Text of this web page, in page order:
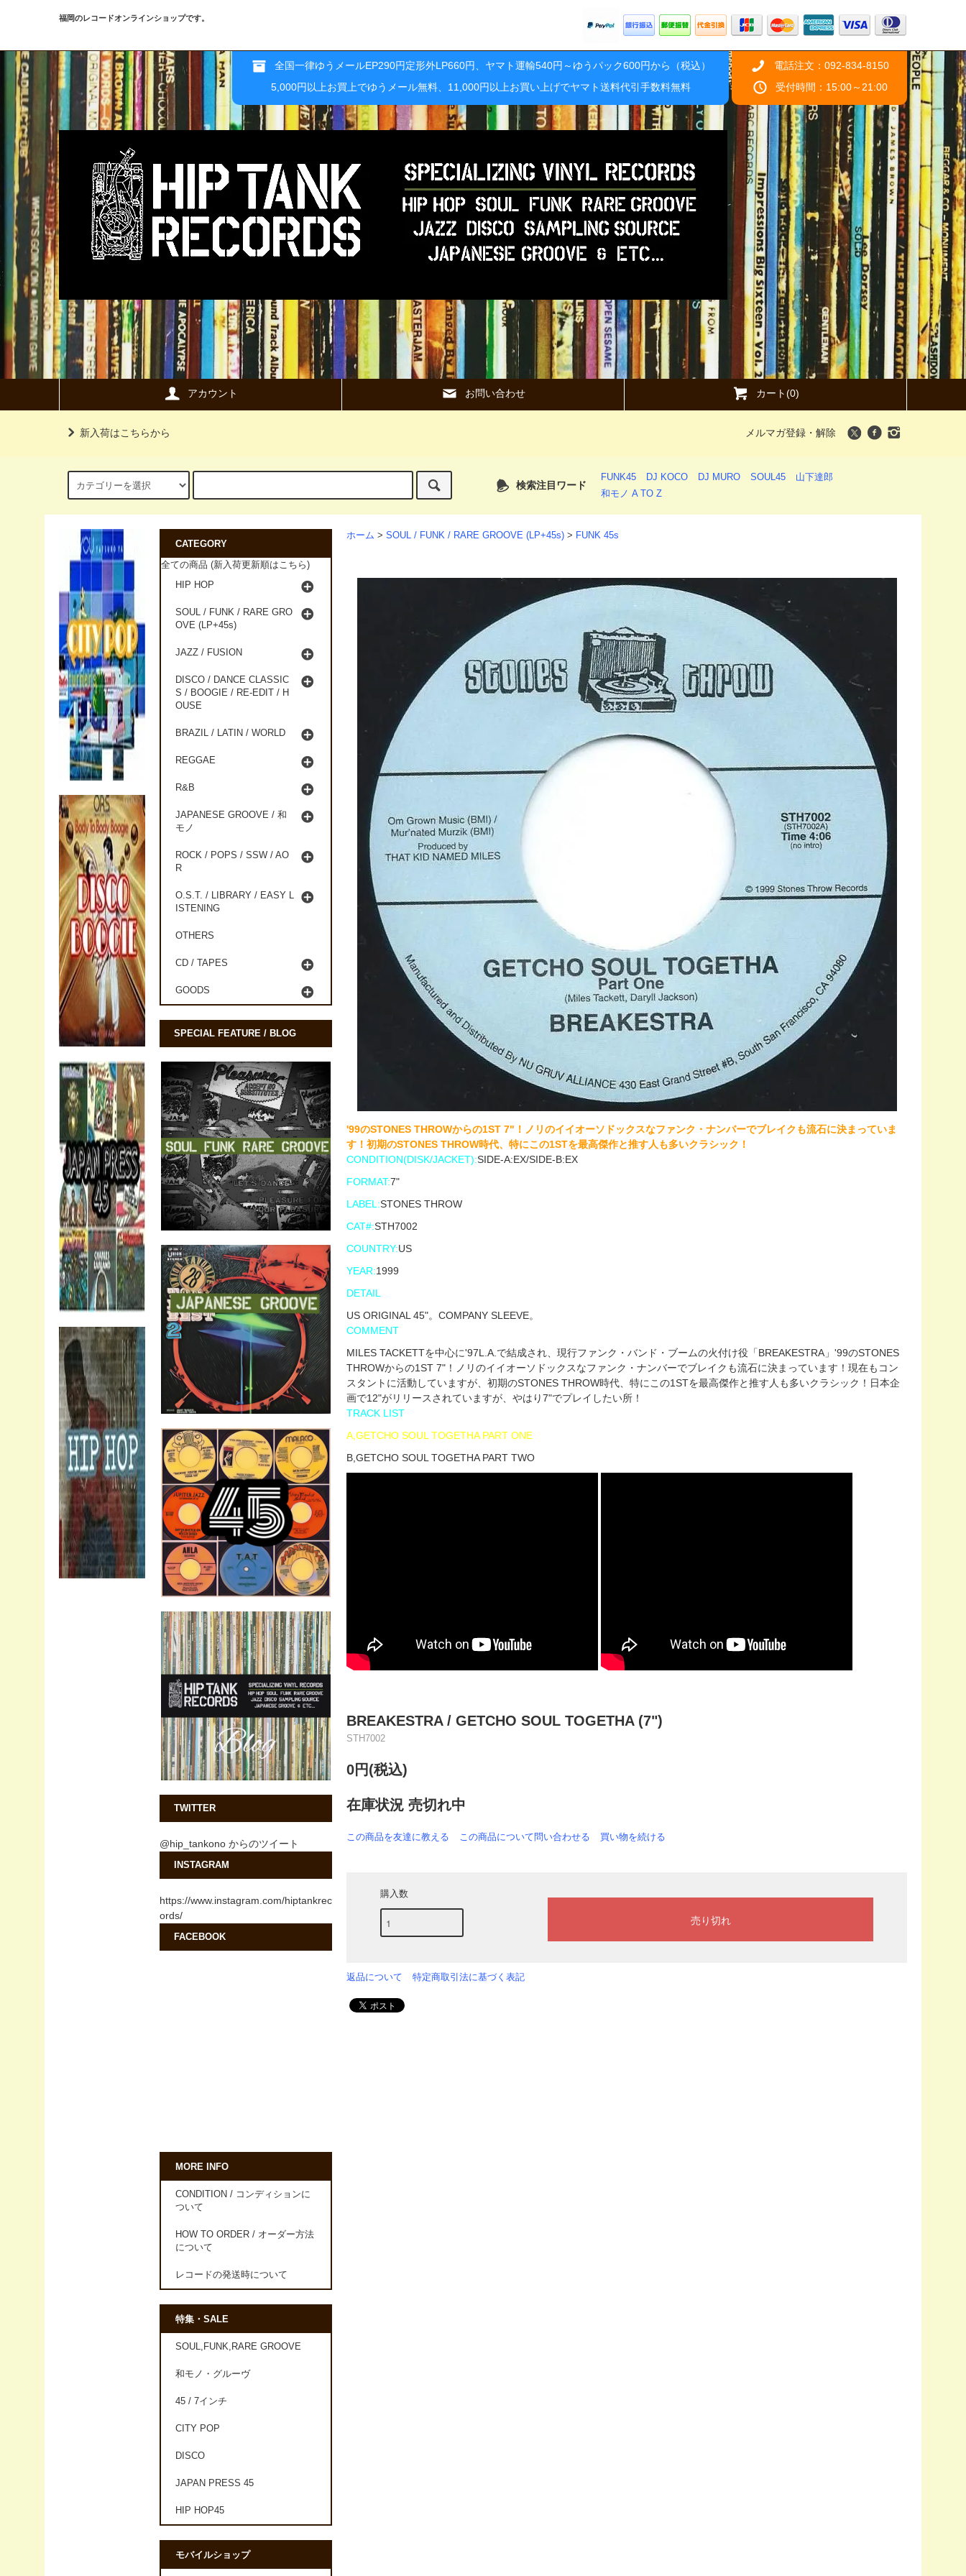
福岡のレコードオンラインショップです。
全国一律ゆうメールEP290円定形外LP660円、ヤマト運輸540円～ゆうパック600円から（税込）
5,000円以上お買上でゆうメール無料、11,000円以上お買い上げでヤマト送料代引手数料無料
電話注文：092-834-8150
受付時間：15:00～21:00
アカウント お問い合わせ カート(0)
新入荷はこちらから メルマガ登録・解除
検索注目ワード
FUNK45 DJ KOCO DJ MURO SOUL45
山下達郎
和モノ A TO Z
ホーム > SOUL / FUNK / RARE GROOVE (LP+45s) > FUNK 45s
'99のSTONES THROWからの1ST 7"！ノリのイイオーソドックスなファンク・ナンバーでブレイクも流石に決まっていま
す！初期のSTONES THROW時代、特にこの1STを最高傑作と推す人も多いクラシック！
CONDITION(DISK/JACKET):SIDE-A:EX/SIDE-B:EX
FORMAT:7"
LABEL:STONES THROW
CAT#:STH7002
COUNTRY:US
YEAR:1999
DETAIL
US ORIGINAL 45"。COMPANY SLEEVE。
COMMENT
MILES TACKETTを中心に'97L.A.で結成され、現行ファンク・バンド・ブームの火付け役「BREAKESTRA」'99のSTONES
THROWからの1ST 7"！ノリのイイオーソドックスなファンク・ナンバーでブレイクも流石に決まっています！現在もコン
スタントに活動していますが、初期のSTONES THROW時代、特にこの1STを最高傑作と推す人も多いクラシック！日本企
画で12"がリリースされていますが、やはり7"でプレイしたい所！
TRACK LIST
A,GETCHO SOUL TOGETHA PART ONE
B,GETCHO SOUL TOGETHA PART TWO
BREAKESTRA / GETCHO SOUL TOGETHA (7")
STH7002
0円(税込)
在庫状況 売切れ中
この商品を友達に教える この商品について問い合わせる 買い物を続ける
購入数
返品について 特定商取引法に基づく表記
CATEGORY
全ての商品 (新入荷更新順はこちら)
HIP HOP
SOUL / FUNK / RARE GRO
OVE (LP+45s)
JAZZ / FUSION
DISCO / DANCE CLASSIC
S / BOOGIE / RE-EDIT / H
OUSE
BRAZIL / LATIN / WORLD
REGGAE
R&B
JAPANESE GROOVE / 和
モノ
ROCK / POPS / SSW / AO
R
O.S.T. / LIBRARY / EASY L
ISTENING
OTHERS
CD / TAPES
GOODS
SPECIAL FEATURE / BLOG
TWITTER
@hip_tankono からのツイート
INSTAGRAM
https://www.instagram.com/hiptankrec
ords/
FACEBOOK
MORE INFO
CONDITION / コンディションに
ついて
HOW TO ORDER / オーダー方法
について
レコードの発送時について
特集・SALE
SOUL,FUNK,RARE GROOVE
和モノ・グルーヴ
45 / 7インチ
CITY POP
DISCO
JAPAN PRESS 45
HIP HOP45
モバイルショップ